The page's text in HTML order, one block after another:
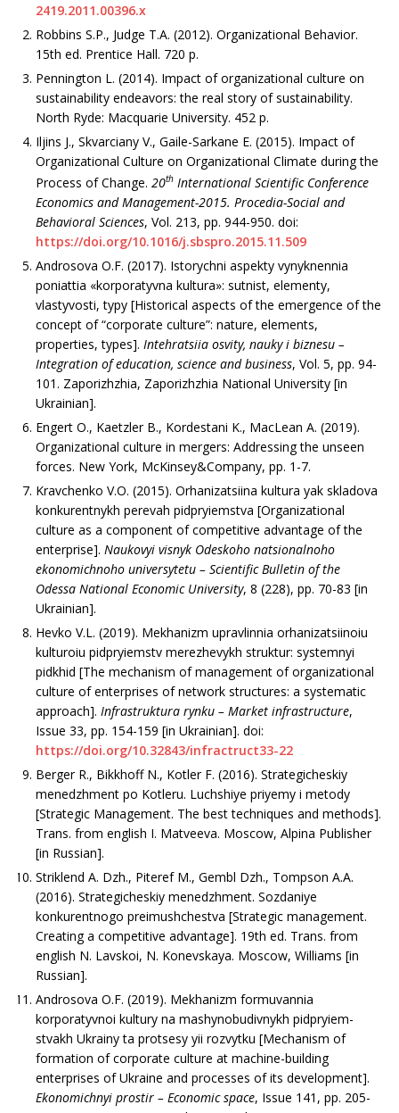
2419.2011.00396.x
Robbins S.P., Judge T.A. (2012). Organizational Behavior.
15th ed. Prentice Hall. 720 p.
Pennington L. (2014). Impact of organizational culture on
sustainability endeavors: the real story of sustainability.
North Ryde: Macquarie University. 452 p.
Iljins J., Skvarciany V., Gaile-Sarkane E. (2015). Impact of
Organizational Culture on Organizational Climate during the
Process of Change. 20th International Scientific Conference
Economics and Management-2015. Procedia-Social and
Behavioral Sciences, Vol. 213, рр. 944-950. doi:
https://doi.org/10.1016/j.sbspro.2015.11.509
Androsova O.F. (2017). Istorychni aspekty vynyknennia
poniattia «korporatyvna kultura»: sutnist, elementy,
vlastyvosti, typy [Historical aspects of the emergence of the
concept of “corporate culture”: nature, elements,
properties, types]. Intehratsiia osvity, nauky i biznesu –
Integration of education, science and business, Vol. 5, рр. 94-
101. Zaporizhzhia, Zaporizhzhia National University [in
Ukrainian].
Engert O., Kaetzler B., Kordestani K., MacLean A. (2019).
Organizational culture in mergers: Addressing the unseen
forces. New York, McKinsey&Company, рр. 1-7.
Kravchenko V.O. (2015). Orhanizatsiina kultura yak skladova
konkurentnykh perevah pidpryiemstva [Organizational
culture as a component of competitive advantage of the
enterprise]. Naukovyi visnyk Odeskoho natsionalnoho
ekonomichnoho universytetu – Scientific Bulletin of the
Odessa National Economic University, 8 (228), рр. 70-83 [in
Ukrainian].
Hevko V.L. (2019). Mekhanizm upravlinnia orhanizatsiinoiu
kulturoiu pidpryiemstv merezhevykh struktur: systemnyi
pidkhid [The mechanism of management of organizational
culture of enterprises of network structures: a systematic
approach]. Infrastruktura rynku – Market infrastructure,
Issue 33, рр. 154-159 [in Ukrainian]. doi:
https://doi.org/10.32843/infractruct33-22
Berger R., Bikkhoff N., Kotler F. (2016). Strate­gicheskiy
menedzhment po Kotleru. Luchshiye priyemy i metody
[Strategic Management. The best techniques and methods].
Trans. from english I. Matveeva. Moscow, Alpina Publisher
[in Russian].
Striklend A. Dzh., Piteref M., Gembl Dzh., Tom­pson A.A.
(2016). Strategicheskiy menedzhment. Sozda­niye
konkurentnogo preimushchestva [Strategic management.
Creating a competitive advantage]. 19th ed. Trans. from
english N. Lavskoi, N. Konevskaya. Moscow, Williams [in
Russian].
Androsova O.F. (2019). Mekhanizm formuvannia
korporatyvnoi kultury na mashynobudivnykh pidpryiem­
stvakh Ukrainy ta protsesy yii rozvytku [Mechanism of
formation of corporate culture at machine-building
enterprises of Ukraine and processes of its development].
Ekonomichnyi prostir – Economic space, Issue 141, рр. 205-